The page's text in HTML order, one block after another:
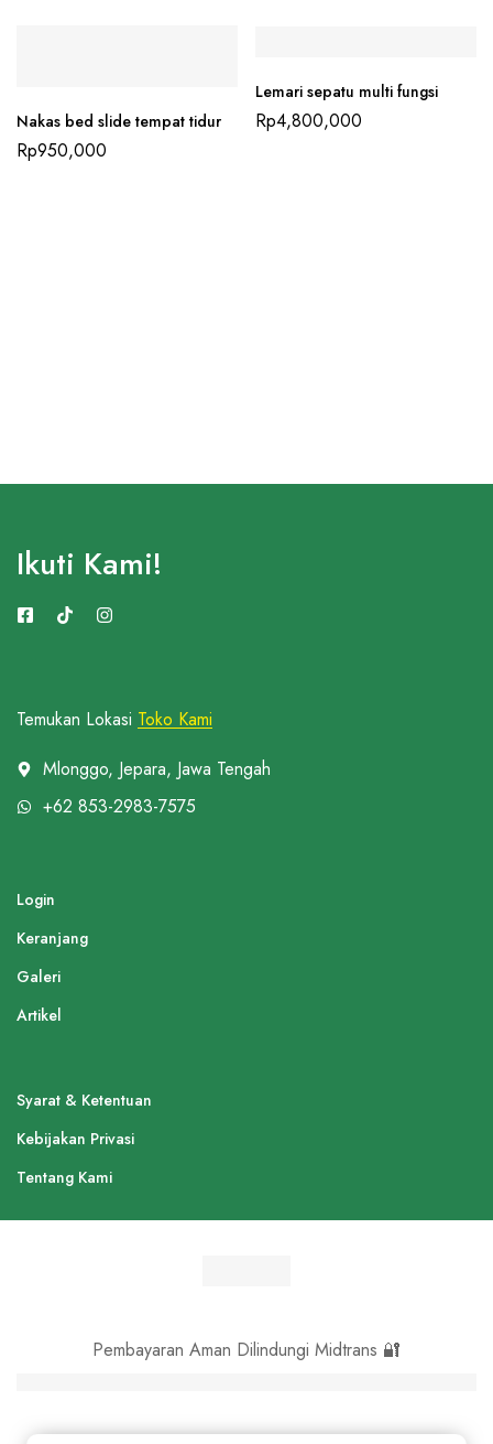
Nakas bed slide tempat tidur
Rp950,000
Lemari sepatu multi fungsi
Rp4,800,000
Temukan Lokasi Toko Kami
Mlonggo, Jepara, Jawa Tengah
+62 853-2983-7575
Login
Keranjang
Galeri
Artikel
Syarat & Ketentuan
Kebijakan Privasi
Tentang Kami
Ikuti Kami!
Pembayaran Aman Dilindungi Midtrans 🔐